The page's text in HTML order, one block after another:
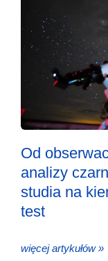
Od
analizy
studia na
test
więcej artykułów »